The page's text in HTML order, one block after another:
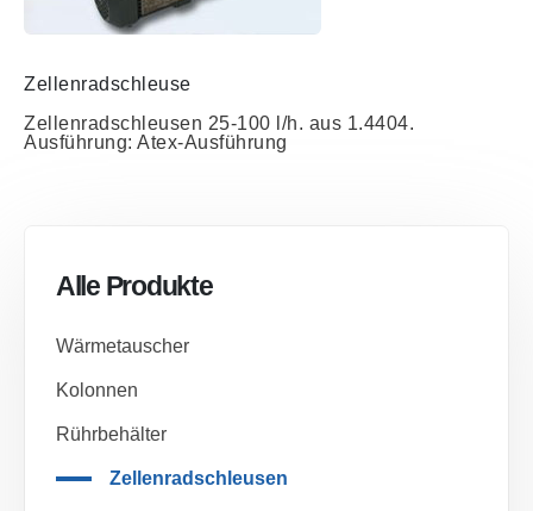
Zellenradschleuse
Zellenradschleusen 25-100 l/h. aus 1.4404.
Ausführung: Atex-Ausführung
Alle Produkte
Wärmetauscher
Kolonnen
Rührbehälter
Zellenradschleusen